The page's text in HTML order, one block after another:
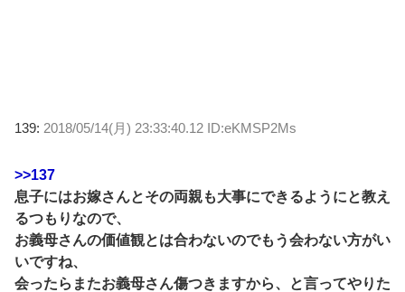
139: 2018/05/14(月) 23:33:40.12 ID:eKMSP2Ms
>>137
息子にはお嫁さんとその両親も大事にできるようにと教え
るつもりなので、
お義母さんの価値観とは合わないのでもう会わない方がい
いですね、
会ったらまたお義母さん傷つきますから、と言ってやりた